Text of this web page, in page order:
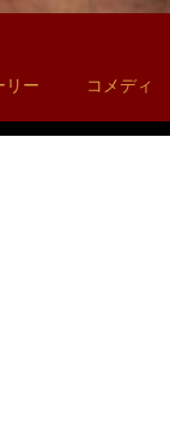
リー コメディ